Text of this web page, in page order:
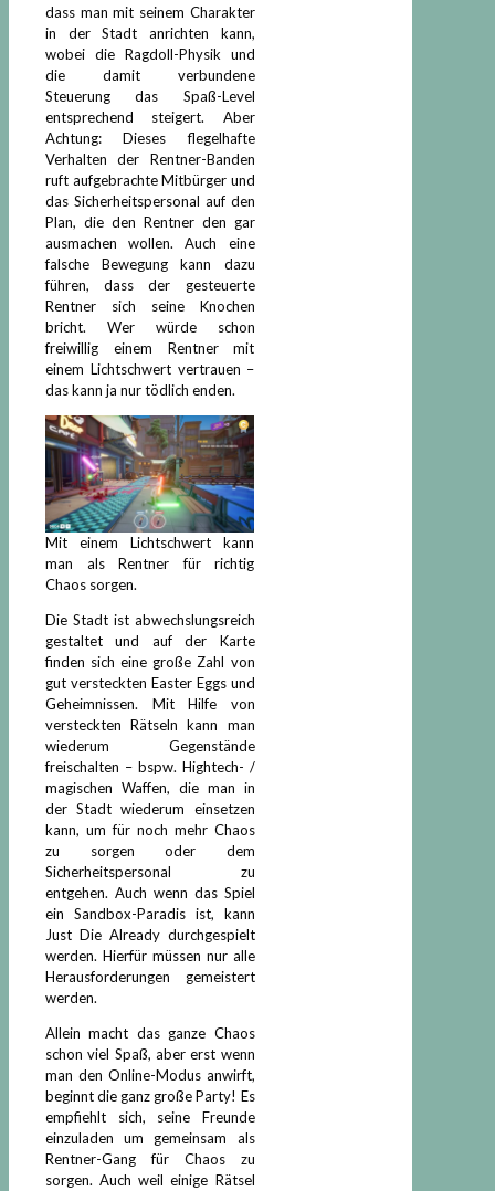
dass man mit seinem Charakter
in der Stadt anrichten kann,
wobei die Ragdoll-Physik und
die damit verbundene
Steuerung das Spaß-Level
entsprechend steigert. Aber
Achtung: Dieses flegelhafte
Verhalten der Rentner-Banden
ruft aufgebrachte Mitbürger und
das Sicherheitspersonal auf den
Plan, die den Rentner den gar
ausmachen wollen. Auch eine
falsche Bewegung kann dazu
führen, dass der gesteuerte
Rentner sich seine Knochen
bricht. Wer würde schon
freiwillig einem Rentner mit
einem Lichtschwert vertrauen –
das kann ja nur tödlich enden.
Mit einem Lichtschwert kann
man als Rentner für richtig
Chaos sorgen.
Die Stadt ist abwechslungsreich
gestaltet und auf der Karte
finden sich eine große Zahl von
gut versteckten Easter Eggs und
Geheimnissen. Mit Hilfe von
versteckten Rätseln kann man
wiederum Gegenstände
freischalten – bspw. Hightech- /
magischen Waffen, die man in
der Stadt wiederum einsetzen
kann, um für noch mehr Chaos
zu sorgen oder dem
Sicherheitspersonal zu
entgehen. Auch wenn das Spiel
ein Sandbox-Paradis ist, kann
Just Die Already durchgespielt
werden. Hierfür müssen nur alle
Herausforderungen gemeistert
werden.
Allein macht das ganze Chaos
schon viel Spaß, aber erst wenn
man den Online-Modus anwirft,
beginnt die ganz große Party! Es
empfiehlt sich, seine Freunde
einzuladen um gemeinsam als
Rentner-Gang für Chaos zu
sorgen. Auch weil einige Rätsel